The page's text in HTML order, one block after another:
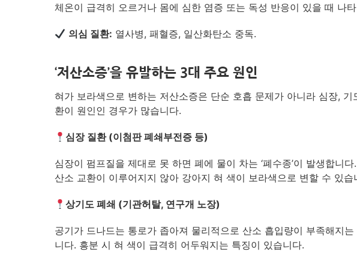
체온이 급격히 오르거나 몸에 심한 염증 또는 독성 반응이 있을 때 나
의심 질환: 열사병, 패혈증, 일산화탄소 중독.
‘저산소증’을 유발하는 3대 주요 원인
혀가 보라색으로 변하는 저산소증은 단순 호흡 문제가 아니라 심장, 기
환이 원인인 경우가 많습니다.
심장 질환 (이첨판 폐쇄부전증 등)
심장이 펌프질을 제대로 못 하면 폐에 물이 차는 ‘폐수종’이 발생합니다
산소 교환이 이루어지지 않아 강아지 혀 색이 보라색으로 변할 수 있습
상기도 폐쇄 (기관허탈, 연구개 노장)
공기가 드나드는 통로가 좁아져 물리적으로 산소 흡입량이 부족해지는
니다. 흥분 시 혀 색이 급격히 어두워지는 특징이 있습니다.